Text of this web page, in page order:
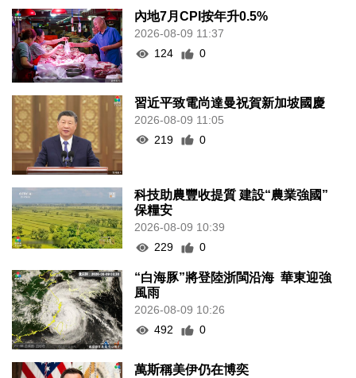
內地7月CPI按年升0.5%
2026-08-09 11:37
124
0
習近平致電尚達曼祝賀新加坡國慶
2026-08-09 11:05
219
0
科技助農豐收提質 建設“農業強國”
保糧安
2026-08-09 10:39
229
0
“白海豚”將登陸浙閩沿海 華東迎強
風雨
2026-08-09 10:26
492
0
萬斯稱美伊仍在博奕